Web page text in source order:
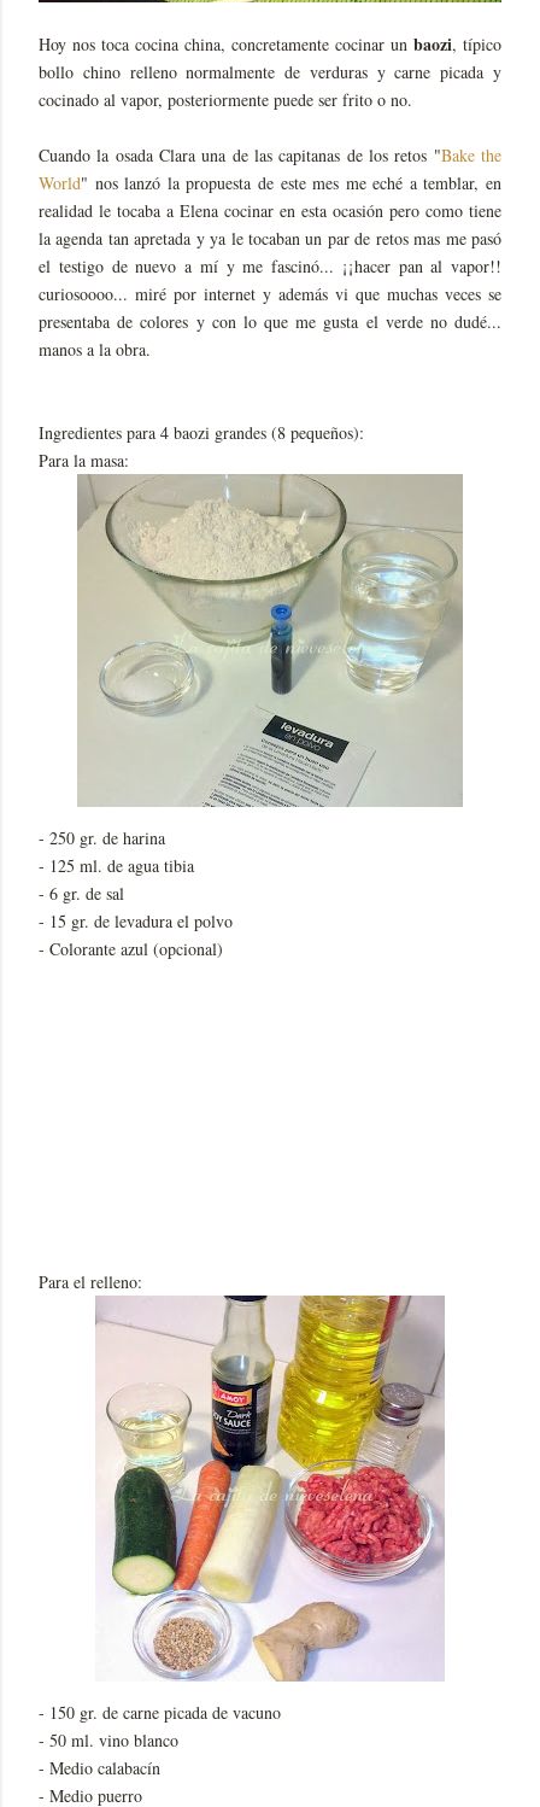
Hoy nos toca cocina china, concretamente cocinar un baozi, típico
bollo chino relleno normalmente de verduras y carne picada y
cocinado al vapor, posteriormente puede ser frito o no.
Cuando la osada Clara una de las capitanas de los retos "Bake the
World" nos lanzó la propuesta de este mes me eché a temblar, en
realidad le tocaba a Elena cocinar en esta ocasión pero como tiene
la agenda tan apretada y ya le tocaban un par de retos mas me pasó
el testigo de nuevo a mí y me fascinó... ¡¡hacer pan al vapor!!
curiosoooo... miré por internet y además vi que muchas veces se
presentaba de colores y con lo que me gusta el verde no dudé...
manos a la obra.
Ingredientes para 4 baozi grandes (8 pequeños):
Para la masa:
- 250 gr. de harina
- 125 ml. de agua tibia
- 6 gr. de sal
- 15 gr. de levadura el polvo
- Colorante azul (opcional)
Para el relleno:
- 150 gr. de carne picada de vacuno
- 50 ml. vino blanco
- Medio calabacín
- Medio puerro